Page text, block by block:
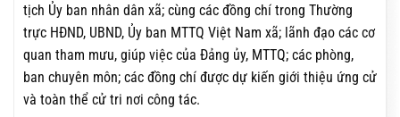
tịch Ủy ban nhân dân xã; cùng các đồng chí trong Thường
trực HĐND, UBND, Ủy ban MTTQ Việt Nam xã; lãnh đạo các cơ
quan tham mưu, giúp việc của Đảng ủy, MTTQ; các phòng,
ban chuyên môn; các đồng chí được dự kiến giới thiệu ứng cử
và toàn thể cử tri nơi công tác.